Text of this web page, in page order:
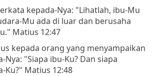
kepada-Nya: "Lihatlah, ibu-Mu
Mu ada di luar dan berusaha
Matius 12:47
kepada orang yang menyampaikan
"Siapa ibu-Ku? Dan siapa
Ku?" Matius 12:48